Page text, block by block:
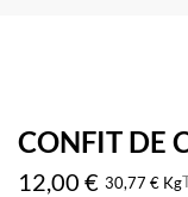
CONFIT DE
12,00 € 30,77 € Kg